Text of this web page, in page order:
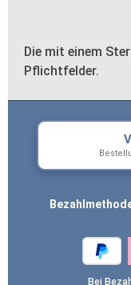
Die mit einem
Pflichtfelder.
Bei